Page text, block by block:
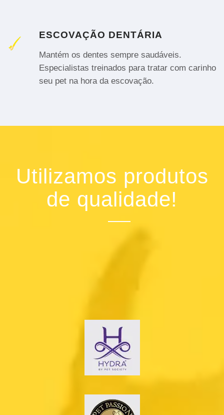
ESCOVAÇÃO DENTÁRIA
Mantém os dentes sempre saudáveis.
Especialistas treinados para tratar com carinho
seu pet na hora da escovação.
Utilizamos produtos
de qualidade!